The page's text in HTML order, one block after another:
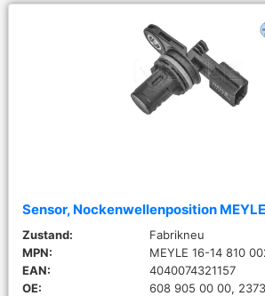
Sensor, Nockenwellenposition
Zustand:
Fabrikneu
MPN:
MEYLE 16-14 810
EAN:
4040074321157
OE:
608 905 00 00,